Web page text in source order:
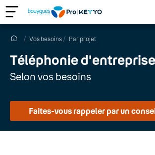
Vos besoins Par projet
Téléphonie d'entreprise
Selon vos besoins
Faites-vous rappeler par un